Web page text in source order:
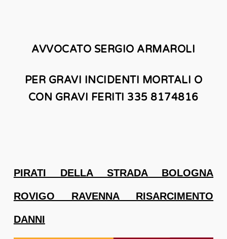
AVVOCATO SERGIO ARMAROLI
PER GRAVI INCIDENTI MORTALI O
CON GRAVI FERITI 335 8174816
PIRATI DELLA STRADA BOLOGNA
ROVIGO RAVENNA RISARCIMENTO
DANNI